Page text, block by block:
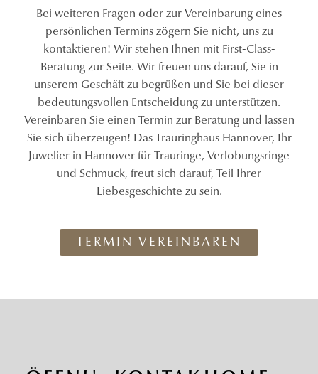
Bei weiteren Fragen oder zur Vereinbarung eines
persönlichen Termins zögern Sie nicht, uns zu
kontaktieren! Wir stehen Ihnen mit First-Class-
Beratung zur Seite. Wir freuen uns darauf, Sie in
unserem Geschäft zu begrüßen und Sie bei dieser
bedeutungsvollen Entscheidung zu unterstützen.
Vereinbaren Sie einen Termin zur Beratung und lassen
Sie sich überzeugen! Das Trauringhaus Hannover, Ihr
Juwelier in Hannover für Trauringe, Verlobungsringe
und Schmuck, freut sich darauf, Teil Ihrer
Liebesgeschichte zu sein.
TERMIN VEREINBAREN